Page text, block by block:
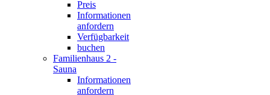
Preis
Informationen
anfordern
Verfügbarkeit
buchen
Familienhaus 2 -
Sauna
Informationen
anfordern